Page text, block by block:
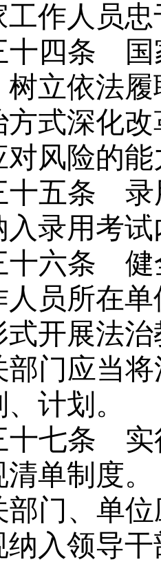
工作人员
十四条 国
树立依法
方式深化
对风险的能
十五条 录
入录用考
十六条 健
人员所在
式开展法
部门应当
计划。
十七条 实
单制度。
部门、单
纳入领导